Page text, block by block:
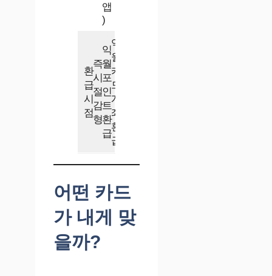
앱
)
환
급
시
점
즉
시
절
감
형
익
월
포
인
트
환
급
익
월
카
드
계
좌
환
급
어떤 카드
가 내게 맞
을까?